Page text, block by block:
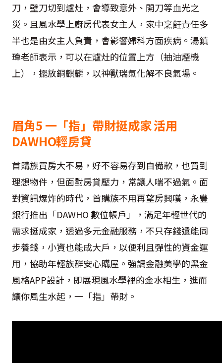
刀，壁刀切到爐灶，會導致意外、開刀等血光之
災。且風水學上廚房代表女主人，家中烹飪責任多
半也是由女主人負責，會影響婦科方面疾病。湯鎮
瑋老師表示，可以在爐灶的位置上方（抽油煙機
上），擺放銅麒麟，以神獸瑞氣化解不良氣場。
眉角5 一「指」帶財挺成家 活用
DAWHO輕房貸
首購族買房大不易，好不容易存到自備款，也買到
理想物件，但面對房貸壓力，常讓人喘不過氣。面
對資訊爆炸的時代，首購族不用再望房興嘆，永豐
銀行推出「DAWHO 數位帳戶」，滿足年輕世代的
需求挺成家，透過多元金融服務，不只存錢還能同
步養錢，小資也能成大戶，以便利且彈性的資金運
用，協助年輕族群安心購屋。強調金融美學的黑金
風格APP設計，即展現風水學裡的金水相生，進而
讓你風生水起，一「指」帶財。